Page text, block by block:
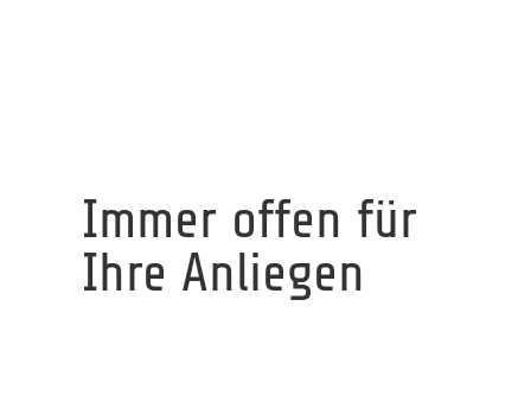
Immer offen für
Ihre Anliegen